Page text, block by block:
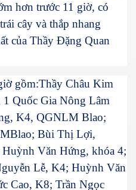
hơn trước 11 giờ, có
cây và thắp nhang
của Thầy Đặng Quan
gồm:Thầy Châu Kim
Quốc Gia Nông Lâm
K4, QGNLM Blao;
Bùi Thị Lợi,
Văn Hứng, khóa 4;
Lễ, K4; Huỳnh Văn
Cao, K8; Trần Ngọc